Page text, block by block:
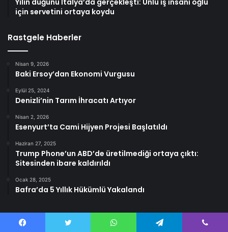
için servetini ortaya koydu
Rastgele Haberler
Nisan 9, 2026
Baki Ersoy’dan Ekonomi Vurgusu
Eylül 25, 2024
Denizli’nin Tarım İhracatı Artıyor
Nisan 2, 2026
Esenyurt’ta Cami Hijyen Projesi Başlatıldı
Haziran 27, 2025
Trump Phone’un ABD’de üretilmediği ortaya çıktı:
Sitesinden ibare kaldırıldı
Ocak 28, 2025
Bafra’da 5 Yıllık Hükümlü Yakalandı